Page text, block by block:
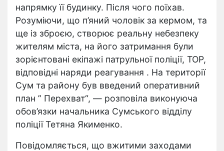
напрямку її будинку. Після чого поїхав.
Розуміючи, що п’яний чоловік за кермом, та
ще із зброєю, створює реальну небезпеку
жителям міста, на його затримання були
зорієнтовані екіпажі патрульної поліції, ТОР,
відповідні наряди реагування . На території
Сум та району був введений оперативний
план ” Перехват“, — розповіла виконуюча
обов’язки начальника Сумського відділу
поліції Тетяна Якименко.
Повідомляється, що вжитими заходами